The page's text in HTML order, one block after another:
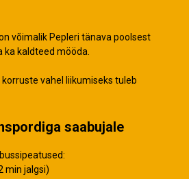
võimalik Pepleri tänava poolsest
kaldteed mööda.
vahel liikumiseks tuleb
saabujale
min jalgsi)